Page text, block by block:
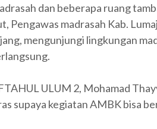
dan beberapa ruang
Pengawas madrasah Kab.
mengunjungi lingkungan
ULUM 2, Mohamad
supaya kegiatan AMBK bisa